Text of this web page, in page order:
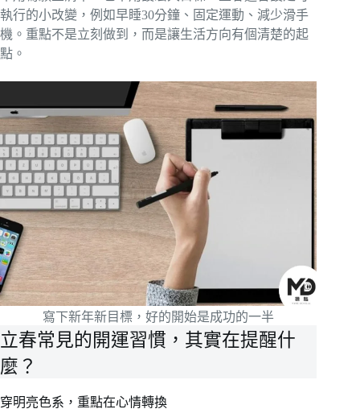
執行的小改變，例如早睡30分鐘、固定運動、減少滑手
機。重點不是立刻做到，而是讓生活方向有個清楚的起
點。
寫下新年新目標，好的開始是成功的一半
立春常見的開運習慣，其實在提醒什
麼？
穿明亮色系，重點在心情轉換